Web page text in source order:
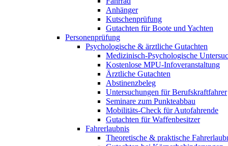
Anhänger
Kutschenprüfung
Gutachten für Boote und Yachten
Personenprüfung
Psychologische & ärztliche Gutachten
Medizinisch-Psychologische
Kostenlose MPU-Infoveranstaltung
Ärztliche Gutachten
Abstinenzbeleg
Untersuchungen für Berufskraftfahrer
Seminare zum Punkteabbau
Mobilitäts-Check für Autofahrende
Gutachten für Waffenbesitzer
Fahrerlaubnis
Theoretische & praktische